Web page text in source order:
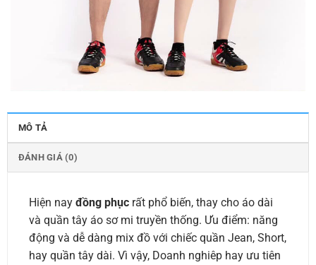
MÔ TẢ
ĐÁNH GIÁ (0)
Hiện nay đồng phụcrất phổ biến, thay cho áo dài
và quần tây áo sơ mi truyền thống. Ưu điểm: năng
động và dễ dàng mix đồ với chiếc quần Jean, Short,
hay quần tây dài. Vì vậy, Doanh nghiêp hay ưu tiên